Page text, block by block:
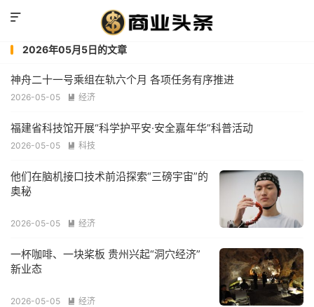

2026年05月5日的文章
神舟二十一号乘组在轨六个月 各项任务有序推进
2026-05-05  经济
福建省科技馆开展“科学护平安·安全嘉年华”科普活动
2026-05-05  科技
他们在脑机接口技术前沿探索“三磅宇宙”的
奥秘
2026-05-05  经济
一杯咖啡、一块桨板 贵州兴起“洞穴经济”
新业态
2026-05-05  经济